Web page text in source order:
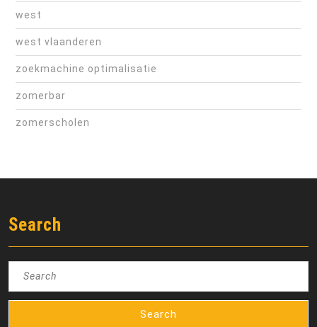
west
west vlaanderen
zoekmachine optimalisatie
zomerbar
zomerscholen
Search